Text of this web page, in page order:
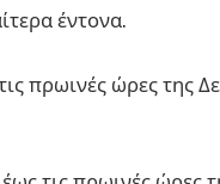
έντονα.
πρωινές ώρες της